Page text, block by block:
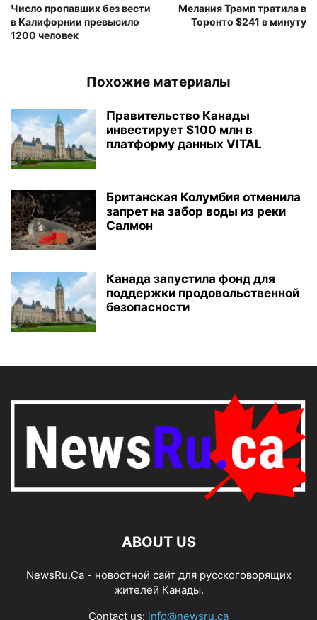
Число пропавших без вести
в Калифорнии превысило
1200 человек
Мелания Трамп тратила в
Торонто $241 в минуту
Похожие материалы
Правительство Канады
инвестирует $100 млн в
платформу данных VITAL
Британская Колумбия отменила
запрет на забор воды из реки
Салмон
Канада запустила фонд для
поддержки продовольственной
безопасности
ABOUT US
NewsRu.Ca - новостной сайт для русскоговорящих
жителей Канады.
Contact us: info@newsru.ca